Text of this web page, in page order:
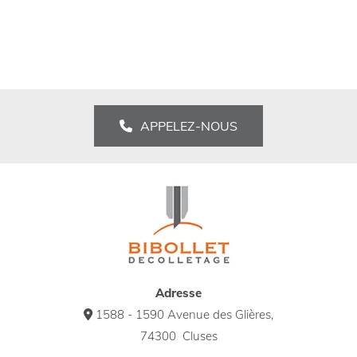
APPELEZ-NOUS
Adresse
 1588 - 1590 Avenue des Glières,
74300 Cluses